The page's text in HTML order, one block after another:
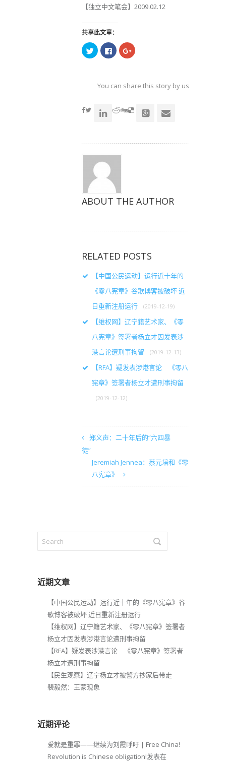
【独立中文笔会】2009.02.12
共享此文章：
点
击
共
享
窗
口
点
击
共
享
窗
口
点
击
共
享
窗
口
You can share this story by using your
ABOUT THE AUTHOR
RELATED POSTS
【中国公民运动】运行近十年的
《零八宪章》谷歌博客被破坏 近
日重新注册运行
(2019-12-19)
【维权网】辽宁籍艺术家、《零
八宪章》签署者杨立才因发表涉
港言论遭刑事拘留
(2019-12-13)
【RFA】疑发表涉港言论 《零八
宪章》签署者杨立才遭刑事拘留
(2019-12-12)
郑义声：二十年后的“六四暴
徒”
Jeremiah Jennea：蔡元培和《零
八宪章》
近期文章
【中国公民运动】运行近十年的《零八宪章》谷
歌博客被破坏 近日重新注册运行
【维权网】辽宁籍艺术家、《零八宪章》签署者
杨立才因发表涉港言论遭刑事拘留
【RFA】疑发表涉港言论 《零八宪章》签署者
杨立才遭刑事拘留
【民生观察】辽宁杨立才被警方抄家后带走
裴毅然：王蒙现象
近期评论
爱就是重罪——继续为刘霞呼吁 | Free China!
Revolution is Chinese obligation!发表在